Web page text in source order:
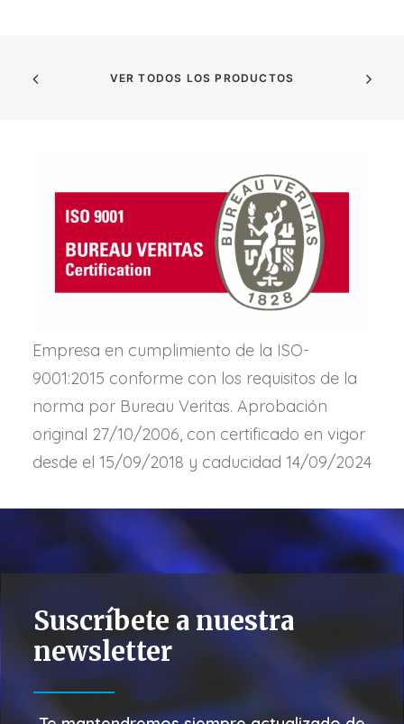
VER TODOS LOS PRODUCTOS
Empresa en cumplimiento de la ISO-
9001:2015 conforme con los requisitos de la
norma por Bureau Veritas. Aprobación
original 27/10/2006, con certificado en vigor
desde el 15/09/2018 y caducidad 14/09/2024
Suscríbete a nuestra
newsletter